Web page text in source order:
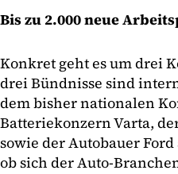
Bis zu 2.000 neue
Konkret geht es um drei
drei Bündnisse sind
dem bisher nationalen
Batteriekonzern Varta,
sowie der Autobauer
ob sich der Auto-